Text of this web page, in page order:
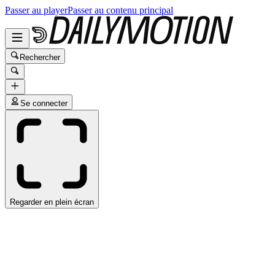
Passer au playerPasser au contenu principal
Rechercher
Se connecter
Regarder en plein écran